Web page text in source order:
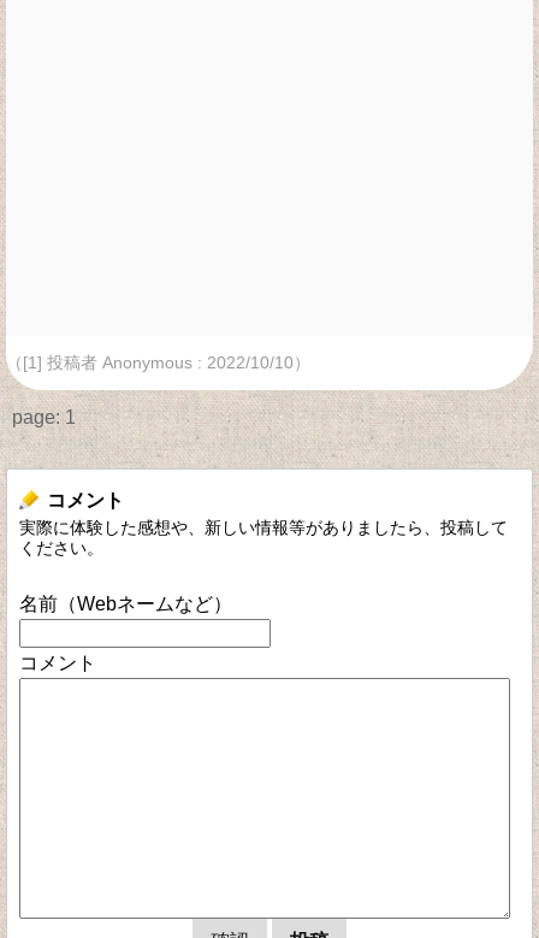
（[1] 投稿者 Anonymous : 2022/10/10）
page:1
コメント
実際に体験した感想や、新しい情報等がありましたら、投稿して
ください。
名前（Webネームなど）
コメント